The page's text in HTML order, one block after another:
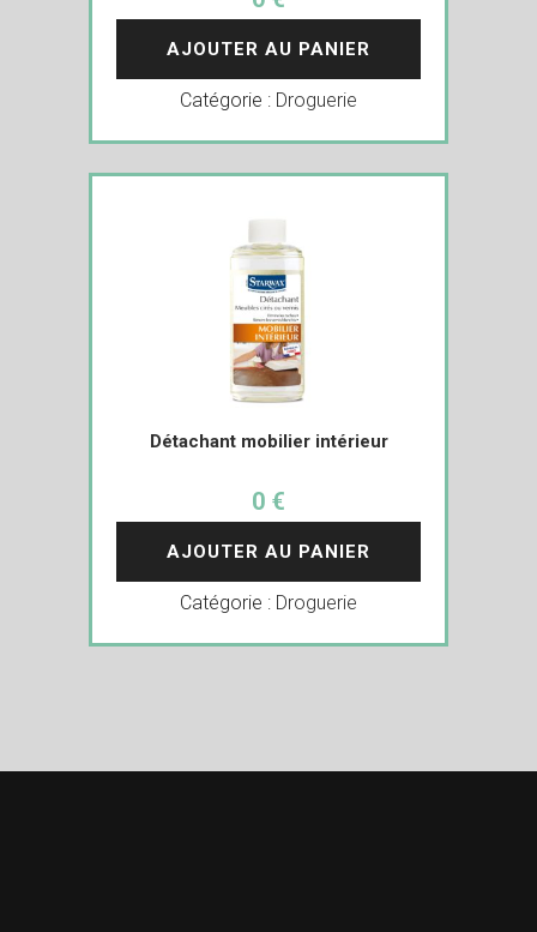
AJOUTER AU PANIER
Catégorie : Droguerie
Détachant mobilier intérieur
0 €
AJOUTER AU PANIER
Catégorie : Droguerie